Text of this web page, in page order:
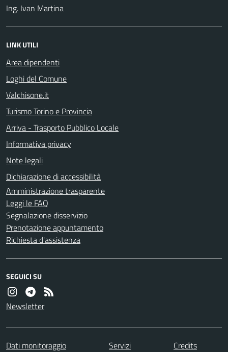
Ing. Ivan Martina
LINK UTILI
Area dipendenti
Loghi del Comune
Valchisone.it
Turismo Torino e Provincia
Arriva - Trasporto Pubblico Locale
Informativa privacy
Note legali
Dichiarazione di accessibilità
Amministrazione trasparente
Leggi le FAQ
Segnalazione disservizio
Prenotazione appuntamento
Richiesta d'assistenza
SEGUICI SU
Newsletter
Dati monitoraggio Servizi
Credits